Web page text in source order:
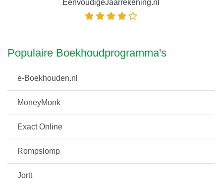
EenvoudigeJaarrekening.nl
Populaire Boekhoudprogramma's
e-Boekhouden.nl
MoneyMonk
Exact Online
Rompslomp
Jortt